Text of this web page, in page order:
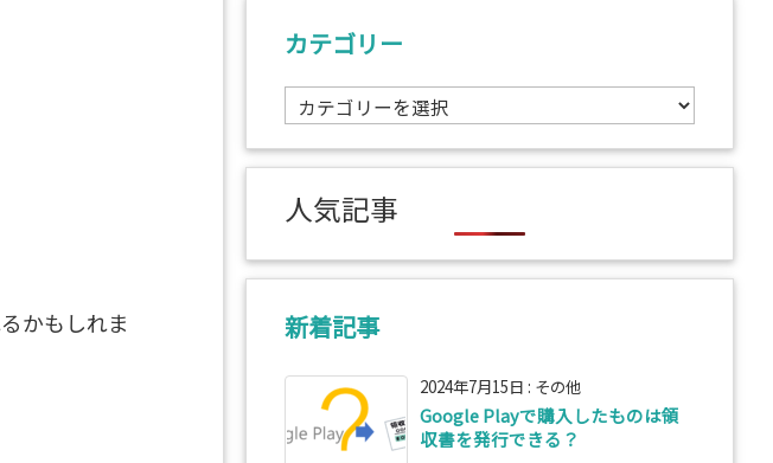
かもしれま
カテゴリー
カ
テ
ゴ
ー
人気記事
新着記事
2024年7月15日 : その他
Google Playで購入したものは領
収書を発行できる？